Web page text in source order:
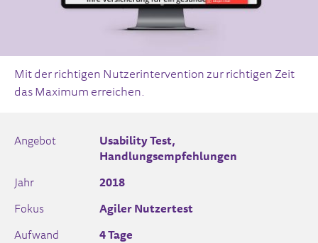
Mit der richtigen Nutzerintervention zur richtigen Zeit
das Maximum erreichen.
Angebot
Usability Test,
Handlungsempfehlungen
Jahr 2018
Fokus Agiler Nutzertest
Aufwand 4 Tage